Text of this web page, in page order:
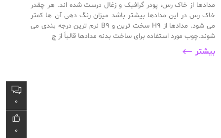
مدادها از خاک رس، پودر گرافیک و زغال درست شده اند. هر چقدر
خاک رس در این مدادها بیشتر باشد میزان رنگ دهی آن ها کمتر
می شود. مدادها از H9 سخت ترین و B9 نرم ترین درجه بندی می
شوند.چوب مورد استفاده برای ساخت بدنه مدادها قالباَ از چ
بیشتر
0
0